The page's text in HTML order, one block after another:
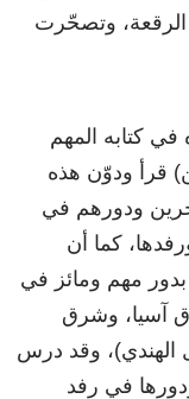
الرقعة، وتصحّرت
كتابه المهم
قرأ ودوّن هذه
ودورهم في
كما أن
مهم ومائز في
آسيا، وشرق
الهندي)، وقد درس
في رفد